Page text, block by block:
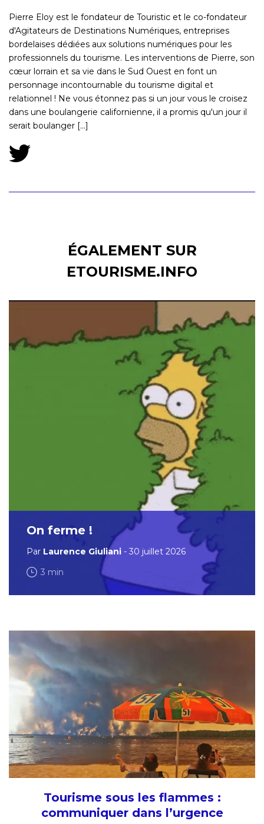
Pierre Eloy est le fondateur de Touristic et le co-fondateur
d'Agitateurs de Destinations Numériques, entreprises
bordelaises dédiées aux solutions numériques pour les
professionnels du tourisme. Les interventions de Pierre, son
cœur lorrain et sa vie dans le Sud Ouest en font un
personnage incontournable du tourisme digital et
relationnel ! Ne vous étonnez pas si un jour vous le croisez
dans une boulangerie californienne, il a promis qu'un jour il
serait boulanger [...]
ÉGALEMENT SUR
ETOURISME.INFO
On ferme !
Par Laurence Giuliani - 30 juillet 2026
3 min
Tourisme sous les flammes :
communiquer dans l’urgence